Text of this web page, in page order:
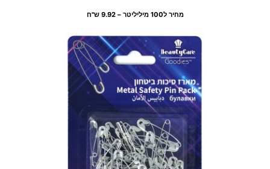
מחיר ל100 מיליליטר – 9.92 ש"ח